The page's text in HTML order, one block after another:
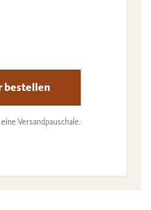
bestellen
Versandpauschale.